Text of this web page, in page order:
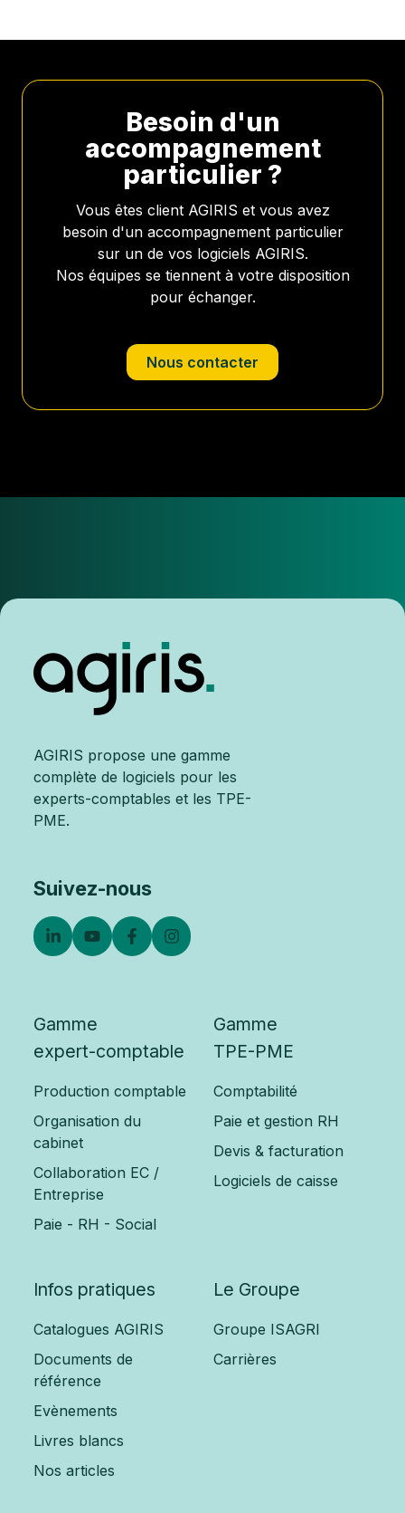
Besoin d'un
accompagnement
particulier ?
Vous êtes client AGIRIS et vous avez
besoin d'un accompagnement particulier
sur un de vos logiciels AGIRIS.
Nos équipes se tiennent à votre disposition
pour échanger.
Nous contacter
AGIRIS propose une gamme
complète de logiciels pour les
experts-comptables et les TPE-
PME.
Suivez-nous
Gamme
expert-comptable
Production comptable
Organisation du
cabinet
Collaboration EC /
Entreprise
Paie - RH - Social
Gamme
TPE-PME
Comptabilité
Paie et gestion RH
Devis & facturation
Logiciels de caisse
Infos pratiques
Catalogues AGIRIS
Documents de
référence
Evènements
Livres blancs
Nos articles
Le Groupe
Groupe ISAGRI
Carrières